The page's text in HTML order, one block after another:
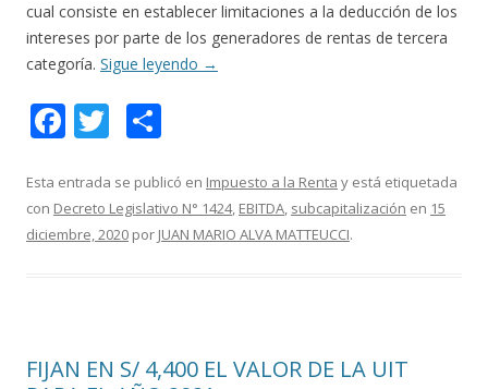
cual consiste en establecer limitaciones a la deducción de los
intereses por parte de los generadores de rentas de tercera
categoría. Sigue leyendo →
F
e
b
T
itt
er
m
p
Esta entrada se publicó en Impuesto a la Renta y está etiquetada
con Decreto Legislativo N° 1424, EBITDA, subcapitalización en 15
diciembre, 2020 por JUAN MARIO ALVA MATTEUCCI.
FIJAN EN S/ 4,400 EL VALOR DE LA UIT